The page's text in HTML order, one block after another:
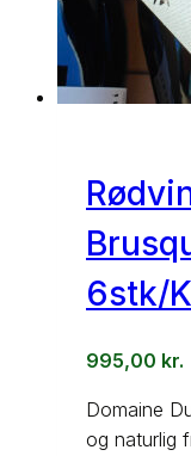
6stk/
995,00 kr.
Domaine
og naturlig